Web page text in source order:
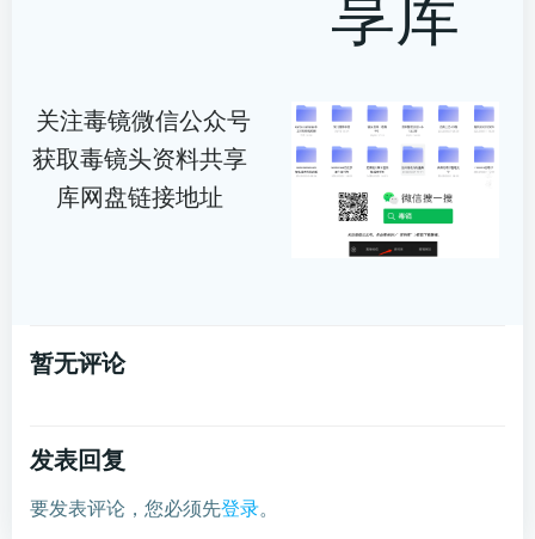
关注毒镜微信公众号
获取毒镜头资料共享
库网盘链接地址
暂无评论
发表回复
要发表评论，您必须先登录。